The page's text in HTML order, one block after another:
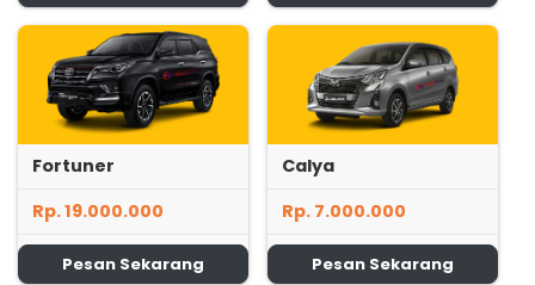
Fortuner
Rp. 19.000.000
Pesan Sekarang
Calya
Rp. 7.000.000
Pesan Sekarang